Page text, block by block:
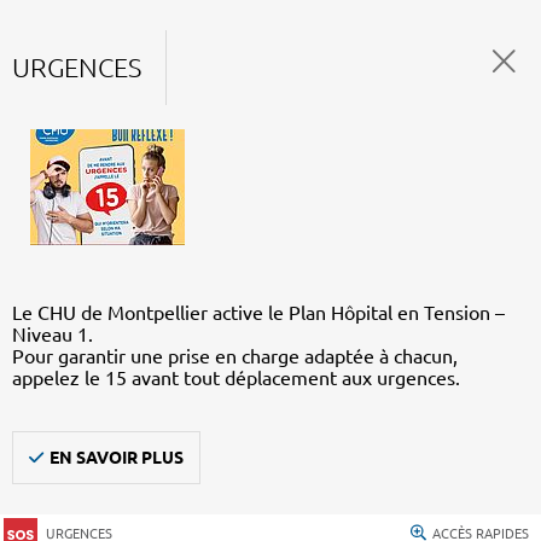
URGENCES
Le CHU de Montpellier active le Plan Hôpital en Tension –
Niveau 1.
Pour garantir une prise en charge adaptée à chacun,
appelez le 15 avant tout déplacement aux urgences.
EN SAVOIR PLUS
URGENCES ACCÈS RAPIDES